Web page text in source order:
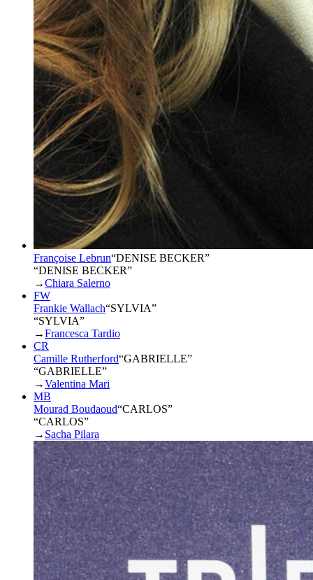
Françoise Lebrun“DENISE BECKER”
“DENISE BECKER”
→Chiara Salerno
FW
Frankie Wallach“SYLVIA”
“SYLVIA”
→Francesca Tardio
CR
Camille Rutherford“GABRIELLE”
“GABRIELLE”
→Valentina Mari
MB
Mourad Boudaoud“CARLOS”
“CARLOS”
→ Sacha Pilara